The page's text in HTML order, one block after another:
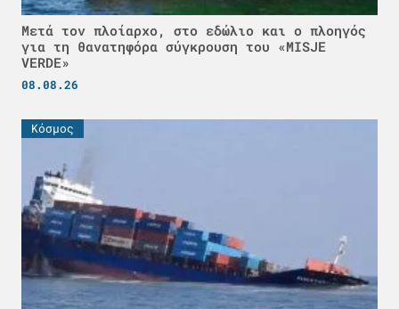
Μετά τον πλοίαρχο, στο εδώλιο και ο πλοηγός
για τη θανατηφόρα σύγκρουση του «MISJE
VERDE»
08.08.26
Κόσμος